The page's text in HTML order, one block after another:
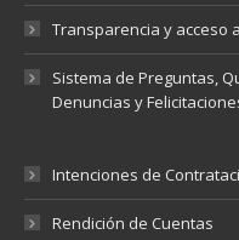
Transparencia y acceso
Sistema de Preguntas,
Denuncias y Felicitaciones
Intenciones de
Rendición de Cuentas